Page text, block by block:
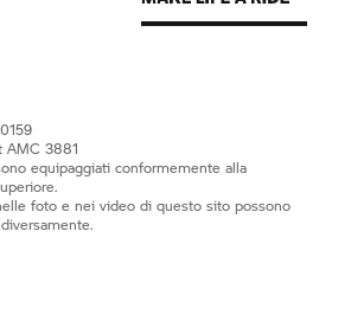
AMC 3881
equipaggiati conformemente alla
foto e nei video di questo sito possono